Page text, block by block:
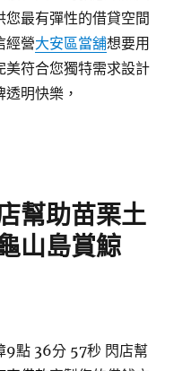
您最有彈性的借貸空間
經營大安區當舖想要用
美符合您獨特需求設計
明快樂，
幫助苗栗土
山島賞鯨
9點 36分 57秒 閃店幫